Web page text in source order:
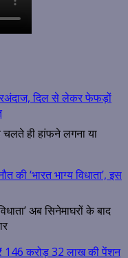
दिल से लेकर फेफड़ों
चलते ही हांफने लगना या
की ‘भारत भाग्य विधाता’, इस
अब सिनेमाघरों के बाद
146 करोड़ 32 लाख की पेंशन